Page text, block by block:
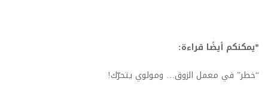
*يمكنكم أيضًا قراءة:
“خطر” في معمل الزوق… ومولوي يتحرّك!